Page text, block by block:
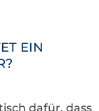
EIN
dafür, dass